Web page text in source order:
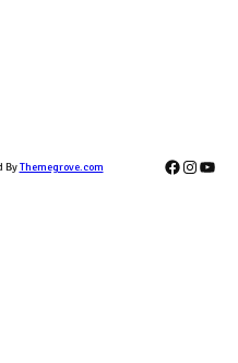
ByThemegrove.com Facebook